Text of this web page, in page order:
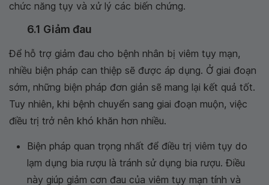
chức năng tụy và xử lý các biến chứng.
6.1 Giảm đau
Để hỗ trợ giảm đau cho bệnh nhân bị viêm tụy mạn,
nhiều biện pháp can thiệp sẽ được áp dụng. Ở giai đoạn
sớm, những biện pháp đơn giản sẽ mang lại kết quả tốt.
Tuy nhiên, khi bệnh chuyển sang giai đoạn muộn, việc
điều trị trở nên khó khăn hơn nhiều.
Biện pháp quan trọng nhất để điều trị viêm tụy do
lạm dụng bia rượu là tránh sử dụng bia rượu. Điều
này giúp giảm cơn đau của viêm tụy mạn tính và